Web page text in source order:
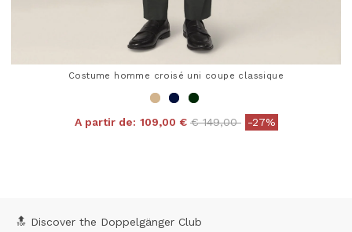
Costume homme croisé uni coupe classique
A partir de: 109,00 € Price reduced from
€ 149,00to-27%
🔝 Discover the Doppelgänger Club